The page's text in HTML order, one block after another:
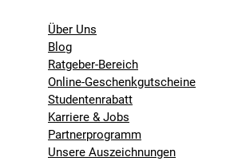
Über Uns
Blog
Ratgeber-Bereich
Online-Geschenkgutscheine
Studentenrabatt
Karriere & Jobs
Partnerprogramm
Unsere Auszeichnungen